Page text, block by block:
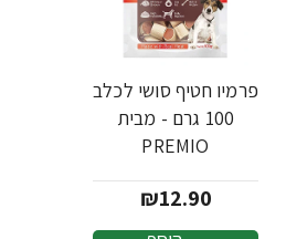
פרמיו חטיף סושי לכלב
100 גרם - מבית
PREMIO
₪12.90